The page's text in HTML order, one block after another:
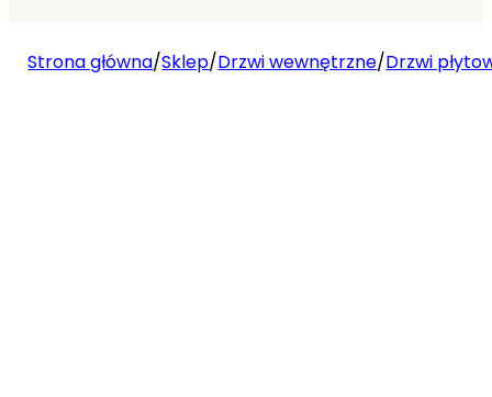
Strona główna/Sklep/Drzwi wewnętrzne/Drzwi